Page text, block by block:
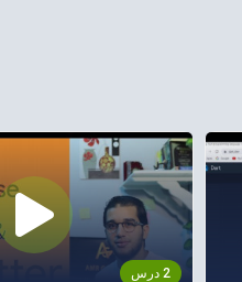
2 درس